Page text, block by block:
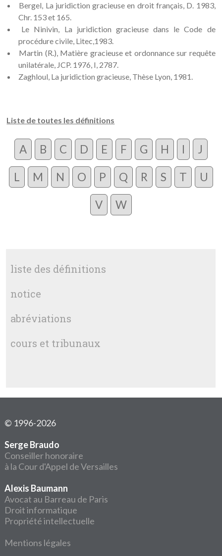
Bergel, La juridiction gracieuse en droit français, D. 1983,
Chr. 153 et 165.
Le Ninivin, La juridiction gracieuse dans le Code de
procédure civile, Litec,1983.
Martin (R.), Matière gracieuse et ordonnance sur requête
unilatérale, JCP. 1976, I, 2787.
Zaghloul, La juridiction gracieuse, Thèse Lyon, 1981.
Liste de toutes les définitions
A B C D E F G H I J
L M N O P Q R S T U
V W
liste des définitions
notice
abréviations
cours et tribunaux
© 1996-2026
Serge Braudo
Conseiller honoraire
à la Cour d'Appel de Versailles
Alexis Baumann
Avocat au Barreau de Paris
Droit informatique
Propriété intellectuelle
Mentions légales